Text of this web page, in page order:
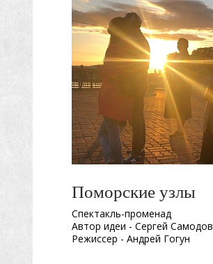
Поморские узлы
Спектакль-променад
Автор идеи - Сергей Самодов
Режиссер - Андрей Гогун